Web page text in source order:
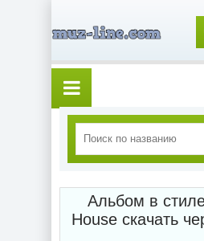
Альбом в
House скачать